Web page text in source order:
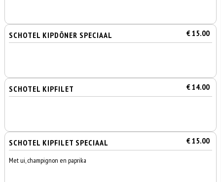
SCHOTEL KIPDÖNER SPECIAAL € 15.00
SCHOTEL KIPFILET € 14.00
SCHOTEL KIPFILET SPECIAAL € 15.00
Met ui, champignon en paprika